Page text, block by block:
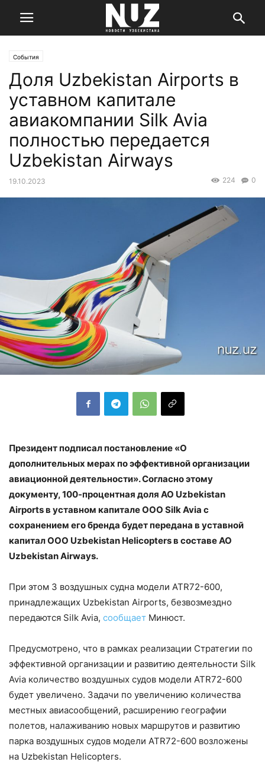
События
Доля Uzbekistan Airports в
уставном капитале
авиакомпании Silk Avia
полностью передается
Uzbekistan Airways
19.10.2023 0
224
Президент подписал постановление «О
дополнительных мерах по эффективной организации
авиационной деятельности». Согласно этому
документу, 100-процентная доля АО Uzbekistan
Airports в уставном капитале ООО SilkAvia с
сохранением его бренда будет передана в уставной
капитал ООО Uzbekistan Helicopters в составе АО
Uzbekistan Airways.
При этом 3 воздушных судна модели АТR72-600,
принадлежащих Uzbekistan Airports, безвозмездно
передаются Silk Avia, сообщает Минюст.
Предусмотрено, что в рамках реализации Стратегии по
эффективной организации и развитию деятельности Silk
Avia количество воздушных судов модели АТR72-600
будет увеличено. Задачи по увеличению количества
местных авиасообщений, расширению географии
полетов, налаживанию новых маршрутов и развитию
парка воздушных судов модели АТR72-600 возложены
на Uzbekistan Helicopters.